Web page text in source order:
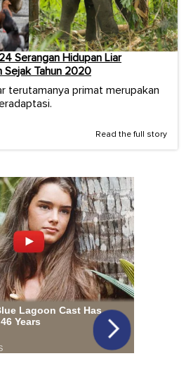
Serangan Hidupan Liar
Sejak Tahun 2020
terutamanya primat merupakan
Read the full story